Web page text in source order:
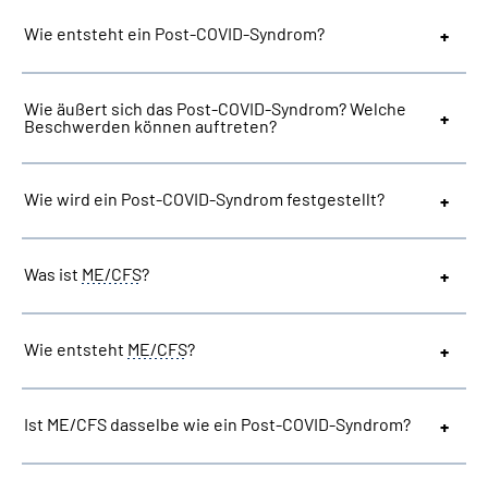
Wie entsteht ein Post-COVID-Syndrom?
Wie äußert sich das Post-COVID-Syndrom? Welche
Beschwerden können auftreten?
Wie wird ein Post-COVID-Syndrom festgestellt?
Was ist ME/CFS?
Wie entsteht ME/CFS?
Ist ME/CFS dasselbe wie ein Post-COVID-Syndrom?